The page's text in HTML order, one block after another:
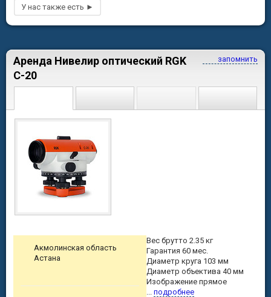
запомнить
Аренда Нивелир оптический RGK
С-20
Вес брутто 2.35 кг
Гарантия 60 мес.
Диаметр круга 103 мм
Диаметр объектива 40 мм
Изображение прямое
подробнее
Акмолинская область
Астана